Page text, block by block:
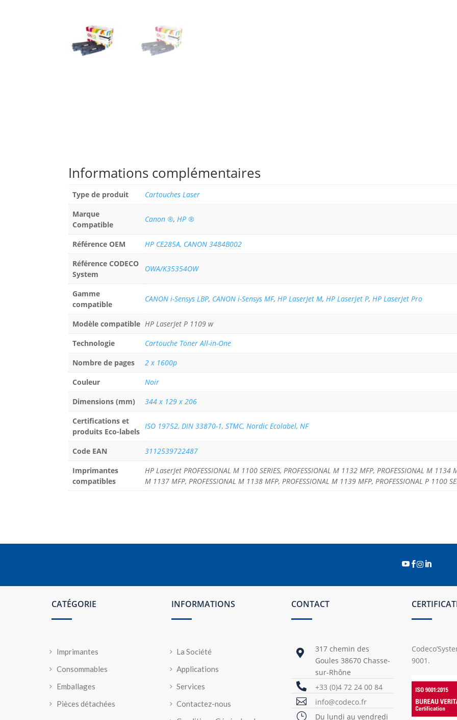
Informations complémentaires
Type de produit
Cartouches Laser
Marque
Compatible
Canon ®,HP ®
Référence OEM
HP CE285A, CANON 3484B002
Référence CODECO
System
OWA/K35354OW
Gamme
compatible
CANON i-Sensys LBP, CANON i-Sensys MF,HP LaserJet M,HP LaserJet P,HP LaserJet Pro
Modèle compatible HP LaserJet P 1109 w
Technologie
Cartouche Toner All-in-One
Nombre de pages
2 x 1600p
Couleur
Noir
Dimensions (mm)
344 x 129 x 206
Certifications et
produits Eco-labels
ISO 19752, DIN 33870-1, STMC, Nordic Ecolabel, NF
Code EAN
3112539722487
Imprimantes
compatibles
HP LaserJet PROFESSIONAL M 1100 SERIES, PROFESSIONAL M 1132 MFP, PROFESSIONAL M 1134
M 1137 MFP, PROFESSIONAL M 1138 MFP, PROFESSIONAL M 1139 MFP, PROFESSIONAL P 1100
 
CATÉGORIE
Imprimantes
Consommables
Emballages
Pièces détachées
INFORMATIONS
La Société
Applications
Services
Contactez-nous
CONTACT

317 chemin des
Goules 38670 Chasse-
sur-Rhône
 +33 (0)4 72 24 00 84
 info@codeco.fr
} Du lundi au vendredi
9001.